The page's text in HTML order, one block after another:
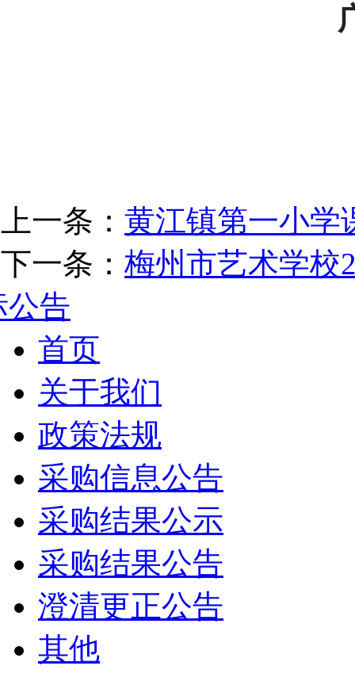
上一条： 黄江镇第一小学
下一条： 梅州市艺术学校
公告
首页
关于我们
政策法规
采购信息公告
采购结果公示
采购结果公告
澄清更正公告
其他